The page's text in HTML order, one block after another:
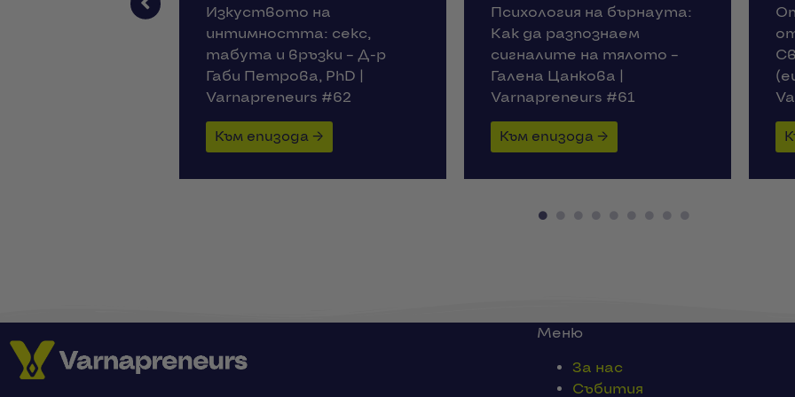
Психология на бърнаута:
Как да разпознаем
сигналите на тялото –
Галена Цанкова |
Varnapreneurs #61
Към епизода →
От 7000 лв заем до екип
от 600+ души в Европа:
Светлозар Димитров
(euShipments) |
Varnapreneurs #60
Към епизода →
Меню
За нас
Събития